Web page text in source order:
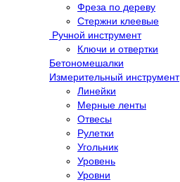
Фреза по дереву
Стержни клеевые
Ручной инструмент
Ключи и отвертки
Бетономешалки
Измерительный инструмент
Линейки
Мерные ленты
Отвесы
Рулетки
Угольник
Уровень
Уровни